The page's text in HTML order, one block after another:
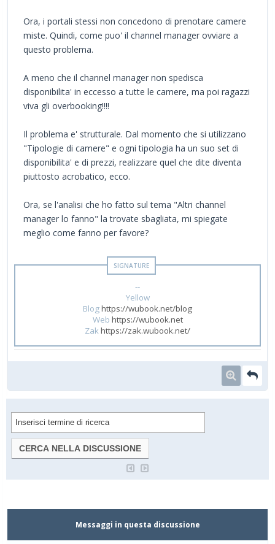
Ora, i portali stessi non concedono di prenotare camere
miste. Quindi, come puo' il channel manager ovviare a
questo problema.
A meno che il channel manager non spedisca
disponibilita' in eccesso a tutte le camere, ma poi ragazzi
viva gli overbooking!!!!
Il problema e' strutturale. Dal momento che si utilizzano
"Tipologie di camere" e ogni tipologia ha un suo set di
disponibilita' e di prezzi, realizzare quel che dite diventa
piuttosto acrobatico, ecco.
Ora, se l'analisi che ho fatto sul tema "Altri channel
manager lo fanno" la trovate sbagliata, mi spiegate
meglio come fanno per favore?
--
Yellow
Bloghttps://wubook.net/blog
Web https://wubook.net
Zakhttps://zak.wubook.net/
Messaggi in questa discussione